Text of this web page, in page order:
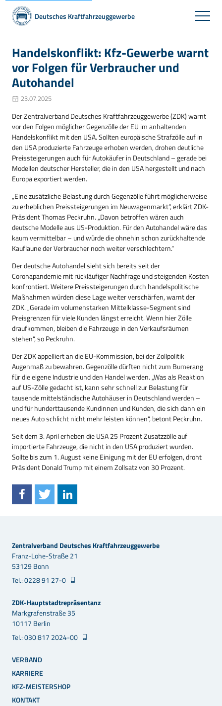
Deutsches Kraftfahrzeuggewerbe
Handelskonflikt: Kfz-Gewerbe warnt
vor Folgen für Verbraucher und
Autohandel
23.07.2025
Der Zentralverband Deutsches Kraftfahrzeuggewerbe (ZDK) warnt
vor den Folgen möglicher Gegenzölle der EU im anhaltenden
Handelskonflikt mit den USA. Sollten europäische Strafzölle auf in
den USA produzierte Fahrzeuge erhoben werden, drohen deutliche
Preissteigerungen auch für Autokäufer in Deutschland – gerade bei
Modellen deutscher Hersteller, die in den USA hergestellt und nach
Europa exportiert werden.
„Eine zusätzliche Belastung durch Gegenzölle führt möglicherweise
zu erheblichen Preissteigerungen im Neuwagenmarkt“, erklärt ZDK-
Präsident Thomas Peckruhn. „Davon betroffen wären auch
deutsche Modelle aus US-Produktion. Für den Autohandel wäre das
kaum vermittelbar – und würde die ohnehin schon zurückhaltende
Kauflaune der Verbraucher noch weiter verschlechtern.“
Der deutsche Autohandel sieht sich bereits seit der
Coronapandemie mit rückläufiger Nachfrage und steigenden Kosten
konfrontiert. Weitere Preissteigerungen durch handelspolitische
Maßnahmen würden diese Lage weiter verschärfen, warnt der
ZDK. „Gerade im volumenstarken Mittelklasse-Segment sind
Preisgrenzen für viele Kunden längst erreicht. Wenn hier Zölle
draufkommen, bleiben die Fahrzeuge in den Verkaufsräumen
stehen“, so Peckruhn.
Der ZDK appelliert an die EU-Kommission, bei der Zollpolitik
Augenmaß zu bewahren. Gegenzölle dürften nicht zum Bumerang
für die eigene Industrie und den Handel werden. „Was als Reaktion
auf US-Zölle gedacht ist, kann sehr schnell zur Belastung für
tausende mittelständische Autohäuser in Deutschland werden –
und für hunderttausende Kundinnen und Kunden, die sich dann ein
neues Auto schlicht nicht mehr leisten können“, betont Peckruhn.
Seit dem 3. April erheben die USA 25 Prozent Zusatzzölle auf
importierte Fahrzeuge, die nicht in den USA produziert wurden.
Sollte bis zum 1. August keine Einigung mit der EU erfolgen, droht
Präsident Donald Trump mit einem Zollsatz von 30 Prozent.
Zentralverband Deutsches Kraftfahrzeuggewerbe
Franz-Lohe-Straße 21
53129 Bonn
Tel.: 0228 91 27-0
ZDK-Hauptstadtrepräsentanz
Markgrafenstraße 35
10117 Berlin
Tel.: 030 817 2024-00
VERBAND
KARRIERE
KFZ-MEISTERSHOP
KONTAKT